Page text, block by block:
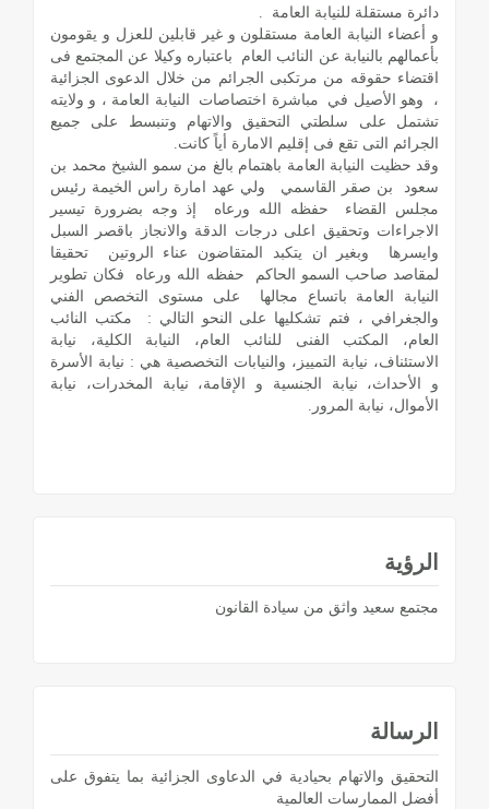
دائرة مستقلة للنيابة العامة .
و أعضاء النيابة العامة مستقلون و غير قابلين للعزل و يقومون
بأعمالهم بالنيابة عن النائب العام باعتباره وكيلا عن المجتمع فى
اقتضاء حقوقه من مرتكبى الجرائم من خلال الدعوى الجزائية
، وهو الأصيل في مباشرة اختصاصات النيابة العامة ، و ولايته
تشتمل على سلطتي التحقيق والاتهام وتنبسط على جميع
الجرائم التى تقع فى إقليم الامارة أياً كانت.
وقد حظيت النيابة العامة باهتمام بالغ من سمو الشيخ محمد بن
سعود بن صقر القاسمي ولي عهد امارة راس الخيمة رئيس
مجلس القضاء حفظه الله ورعاه إذ وجه بضرورة تيسير
الاجراءات وتحقيق اعلى درجات الدقة والانجاز باقصر السبل
وايسرها وبغير ان يتكبد المتقاضون عناء الروتين تحقيقا
لمقاصد صاحب السمو الحاكم حفظه الله ورعاه فكان تطوير
النيابة العامة باتساع مجالها على مستوى التخصص الفني
والجغرافي ، فتم تشكليها على النحو التالي : مكتب النائب
العام، المكتب الفنى للنائب العام، النيابة الكلية، نيابة
الاستئناف، نيابة التمييز، والنيابات التخصصية هي : نيابة الأسرة
و الأحداث، نيابة الجنسية و الإقامة، نيابة المخدرات، نيابة
الأموال، نيابة المرور.
الرؤية
مجتمع سعيد واثق من سيادة القانون
الرسالة
التحقيق والاتهام بحيادية في الدعاوى الجزائية بما يتفوق على
أفضل الممارسات العالمية